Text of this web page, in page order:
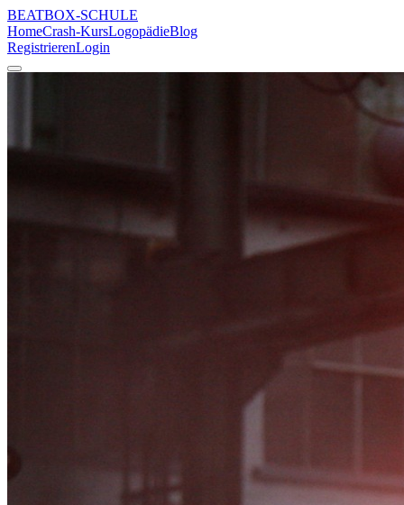
BEATBOX-SCHULE
HomeCrash-KursLogopädieBlog
RegistrierenLogin